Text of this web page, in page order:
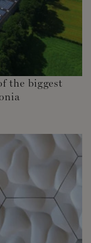
the biggest